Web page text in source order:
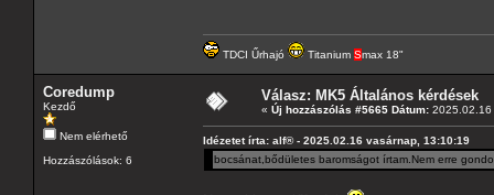
TDCI Űrhajó Titanium Smax 18"
Coredump
Kezdő
Nem elérhető
Hozzászólások: 6
Válasz: MK5 Általános kérdések
« Új hozzászólás #5665 Dátum:
Idézetet írta: alf® - 2025.02.16 vasárnap, 13:10:19
bocsánat,bődületes baromságot írtam.Nem erre